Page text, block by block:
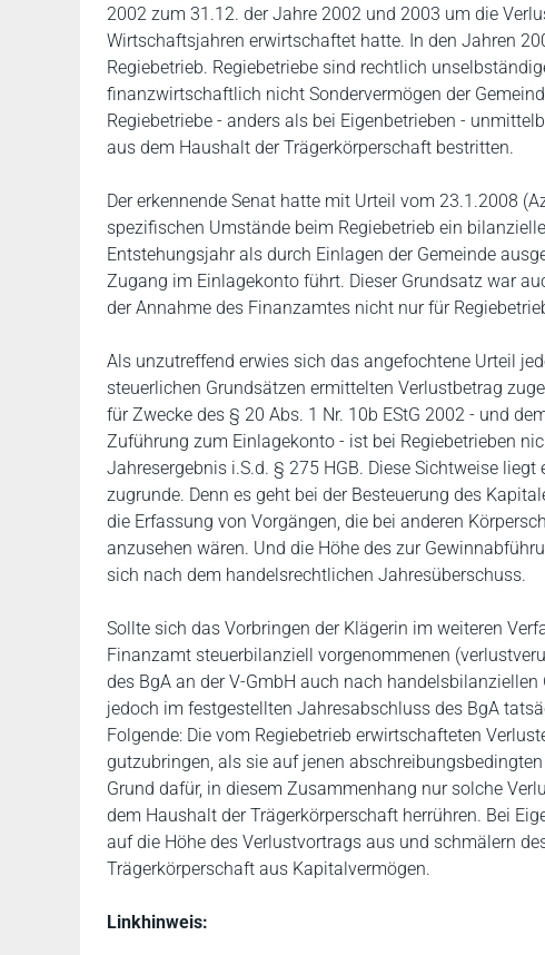
2002 zum 31.12. der Jahre 2002 und 2003 um die
Wirtschaftsjahren erwirtschaftet hatte. In den Jahren
Regiebetrieb. Regiebetriebe sind rechtlich
finanzwirtschaftlich nicht Sondervermögen der
Regiebetriebe - anders als bei Eigenbetrieben -
aus dem Haushalt der Trägerkörperschaft bestritten.
Der erkennende Senat hatte mit Urteil vom 23.1.2008
spezifischen Umstände beim Regiebetrieb ein
Entstehungsjahr als durch Einlagen der Gemeinde
Zugang im Einlagekonto führt. Dieser Grundsatz war
der Annahme des Finanzamtes nicht nur für
Als unzutreffend erwies sich das angefochtene Urteil
steuerlichen Grundsätzen ermittelten Verlustbetrag
für Zwecke des § 20 Abs. 1 Nr. 10b EStG 2002 - und
Zuführung zum Einlagekonto - ist bei Regiebetrieben
Jahresergebnis i.S.d. § 275 HGB. Diese Sichtweise
zugrunde. Denn es geht bei der Besteuerung des
die Erfassung von Vorgängen, die bei anderen
anzusehen wären. Und die Höhe des zur
sich nach dem handelsrechtlichen Jahresüberschuss.
Sollte sich das Vorbringen der Klägerin im weiteren
Finanzamt steuerbilanziell vorgenommenen
des BgA an der V-GmbH auch nach
jedoch im festgestellten Jahresabschluss des BgA
Folgende: Die vom Regiebetrieb erwirtschafteten
gutzubringen, als sie auf jenen
Grund dafür, in diesem Zusammenhang nur solche
dem Haushalt der Trägerkörperschaft herrühren. Bei
auf die Höhe des Verlustvortrags aus und schmälern
Trägerkörperschaft aus Kapitalvermögen.
Linkhinweis: